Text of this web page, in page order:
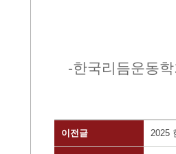
-한국리듬운동
이전글 2025